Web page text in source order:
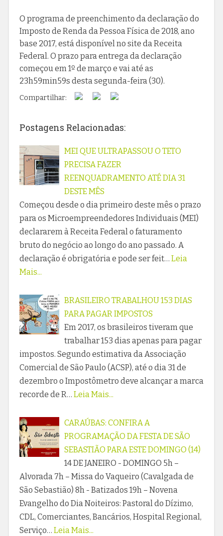
O programa de preenchimento da declaração do
Imposto de Renda da Pessoa Física de 2018, ano
base 2017, está disponível no site da Receita
Federal. O prazo para entrega da declaração
começou em 1º de março e vai até as
23h59min59s desta segunda-feira (30).
Compartilhar:
Postagens Relacionadas:
MEI QUE ULTRAPASSOU O TETO
PRECISA FAZER
REENQUADRAMENTO ATÉ DIA 31
DESTE MÊS
Começou desde o dia primeiro deste mês o prazo
para os Microempreendedores Individuais (MEI)
declararem à Receita Federal o faturamento
bruto do negócio ao longo do ano passado. A
declaração é obrigatória e pode ser feit… Leia
Mais...
BRASILEIRO TRABALHOU 153 DIAS
PARA PAGAR IMPOSTOS
Em 2017, os brasileiros tiveram que
trabalhar 153 dias apenas para pagar
impostos. Segundo estimativa da Associação
Comercial de São Paulo (ACSP), até o dia 31 de
dezembro o Impostômetro deve alcançar a marca
recorde de R… Leia Mais...
CARAÚBAS: CONFIRA A
PROGRAMAÇÃO DA FESTA DE SÃO
SEBASTIÃO PARA ESTE DOMINGO (14)
14 DE JANEIRO - DOMINGO 5h –
Alvorada 7h – Missa do Vaqueiro (Cavalgada de
São Sebastião) 8h - Batizados 19h – Novena
Evangelho do Dia Noiteiros: Pastoral do Dízimo,
CDL, Comerciantes, Bancários, Hospital Regional,
Serviço… Leia Mais...